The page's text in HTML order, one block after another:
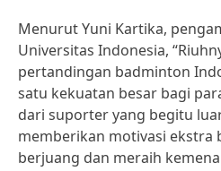
Menurut Yuni Kartika,
Universitas Indonesia,
pertandingan badminton
satu kekuatan besar bagi
dari suporter yang begitu
memberikan motivasi ekstra
berjuang dan meraih